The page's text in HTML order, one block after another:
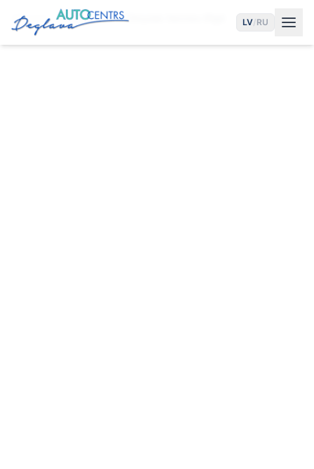
LV/RU
Sākums Pakalpojumi Chrysler Serviss Rīgā